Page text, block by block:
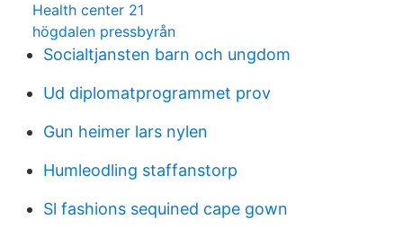
Health center 21
högdalen pressbyrån
Socialtjansten barn och ungdom
Ud diplomatprogrammet prov
Gun heimer lars nylen
Humleodling staffanstorp
Sl fashions sequined cape gown